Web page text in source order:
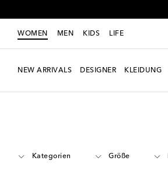
WOMEN MEN KIDS LIFE
NEW ARRIVALS DESIGNER KLEIDUNG
Kategorien Größe